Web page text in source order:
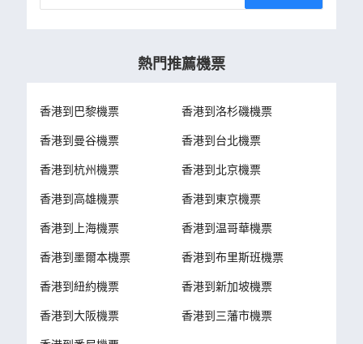
熱門推薦機票
香港到巴黎機票 香港到洛杉磯機票
香港到曼谷機票 香港到台北機票
香港到杭州機票 香港到北京機票
香港到高雄機票 香港到東京機票
香港到上海機票 香港到温哥華機票
香港到墨爾本機票 香港到布里斯班機票
香港到紐約機票 香港到新加坡機票
香港到大阪機票 香港到三藩市機票